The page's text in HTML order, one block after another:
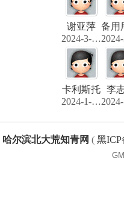
谢亚萍
2024-3-22 08:14
卡利斯托
2024-1-25 10:56
李
哈尔滨北大荒知青网 ( 黑ICP